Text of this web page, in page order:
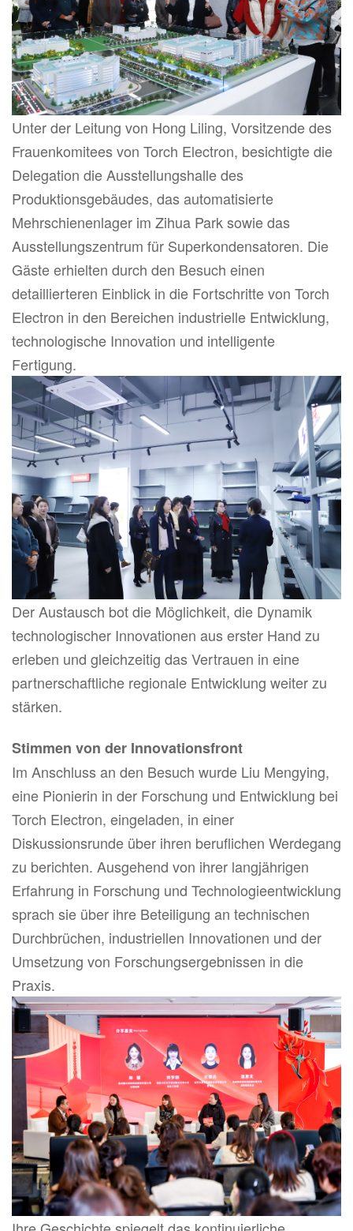
Unter der Leitung von Hong Liling, Vorsitzende des
Frauenkomitees von Torch Electron, besichtigte die
Delegation die Ausstellungshalle des
Produktionsgebäudes, das automatisierte
Mehrschienenlager im Zihua Park sowie das
Ausstellungszentrum für Superkondensatoren. Die
Gäste erhielten durch den Besuch einen
detaillierteren Einblick in die Fortschritte von Torch
Electron in den Bereichen industrielle Entwicklung,
technologische Innovation und intelligente
Fertigung.
Der Austausch bot die Möglichkeit, die Dynamik
technologischer Innovationen aus erster Hand zu
erleben und gleichzeitig das Vertrauen in eine
partnerschaftliche regionale Entwicklung weiter zu
stärken.
Stimmen von der Innovationsfront
Im Anschluss an den Besuch wurde Liu Mengying,
eine Pionierin in der Forschung und Entwicklung bei
Torch Electron, eingeladen, in einer
Diskussionsrunde über ihren beruflichen Werdegang
zu berichten. Ausgehend von ihrer langjährigen
Erfahrung in Forschung und Technologieentwicklung
sprach sie über ihre Beteiligung an technischen
Durchbrüchen, industriellen Innovationen und der
Umsetzung von Forschungsergebnissen in die
Praxis.